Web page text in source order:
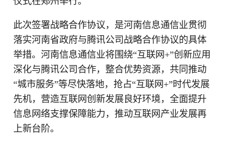
此次签署战略合作协议，是河南信息通信业贯彻
落实河南省政府与腾讯公司战略合作协议的具体
举措。河南信息通信业将围绕“互联网+”创新应用
深化与腾讯公司合作，整合优势资源，共同推动
“城市服务”等尽快落地，抢占“互联网+”时代发展
先机，营造互联网创新发展良好环境，全面提升
信息网络支撑保障能力，推动互联网产业发展再
上新台阶。